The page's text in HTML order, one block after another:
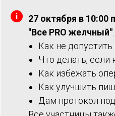
27 октября в 10:00
"Все PRO желчный"
Как не
Что делать,
Как избежать
Как улучшить
Дам протокол